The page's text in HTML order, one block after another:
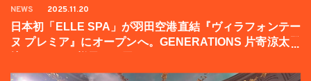
NEWS 2025.11.20
日本初「ELLE SPA」が羽田空港直結『ヴィラフォンテー
ヌ プレミア』にオープンへ。GENERATIONS 片寄涼太登